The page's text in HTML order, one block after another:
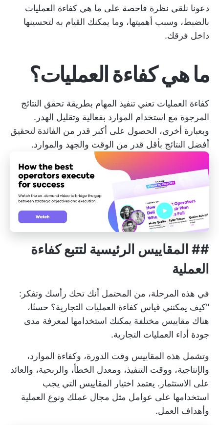
دعونا نلقي نظرة فاحصة على ما هي كفاءة العمليات
بالضبط، وسبب أهميتها، وما يمكنك القيام به لتحسينها
داخل فرقك.
ما هي كفاءة العمليات؟
كفاءة العمليات تعني تنفيذ المهام بطريقة تحقق النتائج
المرجوة مع استخدام الموارد بفعالية وتقليل الهدر.
وبعبارة أخرى، الحصول على أكبر قدر من الفائدة لتحقيق
أفضل النتائج بأقل قدر من الوقت والجهد والموارد.
## المقاييس الرئيسية لتتبع كفاءة
العملية
في هذه المرحلة، من المحتمل أنك تحك رأسك وتفكر:
"كيف يمكنني قياس كفاءة العمليات التجارية؟ حسنًا،
هناك مقاييس مختلفة يمكنك استخدامها لمعرفة مدى
جودة أداء العمليات التجارية.
وتشمل هذه المقاييس وقت الدورة، وكفاءة الموارد،
والإنتاجية، ووقت التنفيذ، ومعدل الخطأ، والربحية، والعائد
على الاستثمار. يعتمد اختيار المقاييس التي يجب
استخدامها على عوامل مثل مجال عملك ونوع العملية
وأهداف العمل.